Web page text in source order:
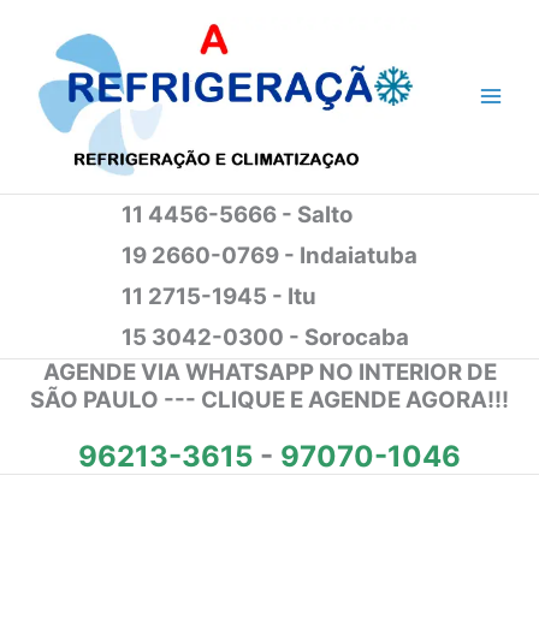
conteúdo
11 4456-5666 - Salto
19 2660-0769 - Indaiatuba
11 2715-1945 - Itu
15 3042-0300 - Sorocaba
AGENDE VIA WHATSAPP NO INTERIOR DE
SÃO PAULO --- CLIQUE E AGENDE AGORA!!!
96213-3615 - 97070-1046